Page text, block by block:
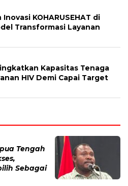
KOHARUSEHAT di
Transformasi Layanan
Kapasitas Tenaga
HIV Demi Capai Target
Tengah
Sebagai